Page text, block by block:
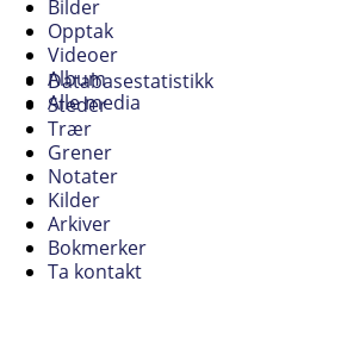
Bilder
Opptak
Videoer
Album
Alle media
Databasestatistikk
Steder
Trær
Grener
Notater
Kilder
Arkiver
Bokmerker
Ta kontakt